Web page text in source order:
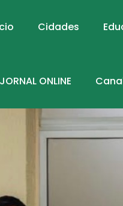
Cidades
JORNAL ONLINE